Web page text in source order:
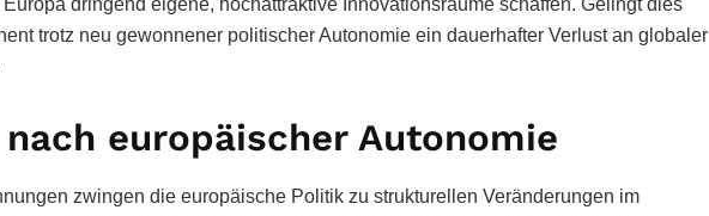
trotz neu gewonnener politischer Autonomie ein dauerhafter Verlust an globaler
nach europäischer Autonomie
zwingen die europäische Politik zu strukturellen Veränderungen im